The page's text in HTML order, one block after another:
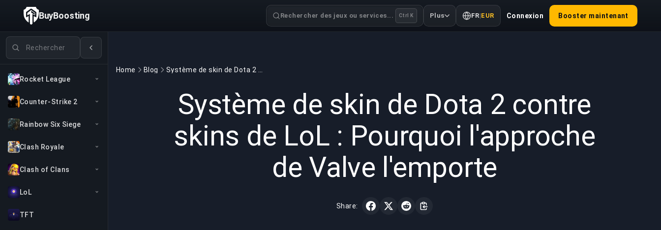
Rechercher des jeux
Rocket League
Counter-Strike 2
Rainbow Six Siege
Clash Royale
Clash of Clans
LoL
TFT
BuyBoosting Rechercher des jeux ou services... Ctrl K Plus FR|EUR Connexion Booster maintenant
Home Blog
Système de skin de Dota 2 contre
skins de LoL : Pourquoi l'approche
de Valve l'emporte
Share: